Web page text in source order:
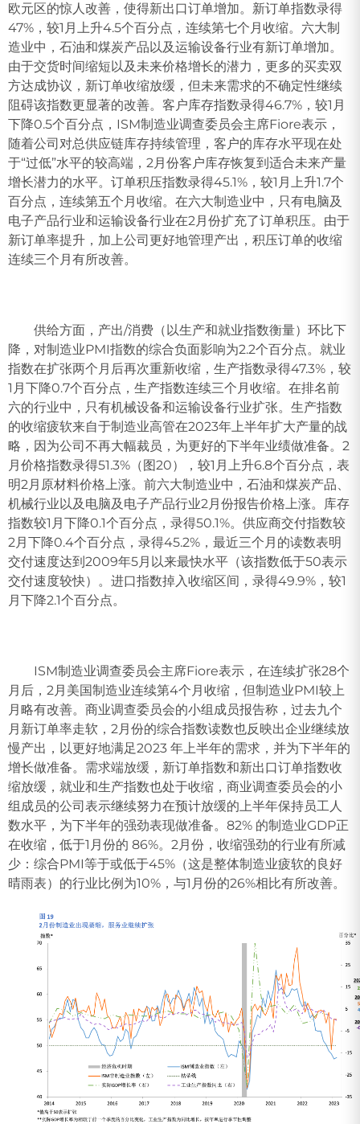
欧元区的惊人改善，使得新出口订单增加。新订单指数录得
47%，较1月上升4.5个百分点，连续第七个月收缩。六大制
造业中，石油和煤炭产品以及运输设备行业有新订单增加。
由于交货时间缩短以及未来价格增长的潜力，更多的买卖双
方达成协议，新订单收缩放缓，但未来需求的不确定性继续
阻碍该指数更显著的改善。客户库存指数录得46.7%，较1月
下降0.5个百分点，ISM制造业调查委员会主席Fiore表示，
随着公司对总供应链库存持续管理，客户的库存水平现在处
于“过低”水平的较高端，2月份客户库存恢复到适合未来产量
增长潜力的水平。订单积压指数录得45.1%，较1月上升1.7个
百分点，连续第五个月收缩。在六大制造业中，只有电脑及
电子产品行业和运输设备行业在2月份扩充了订单积压。由于
新订单率提升，加上公司更好地管理产出，积压订单的收缩
连续三个月有所改善。
供给方面，产出/消费（以生产和就业指数衡量）环比下
降，对制造业PMI指数的综合负面影响为2.2个百分点。就业
指数在扩张两个月后再次重新收缩，生产指数录得47.3%，较
1月下降0.7个百分点，生产指数连续三个月收缩。在排名前
六的行业中，只有机械设备和运输设备行业扩张。生产指数
的收缩疲软来自于制造业高管在2023年上半年扩大产量的战
略，因为公司不再大幅裁员，为更好的下半年业绩做准备。2
月价格指数录得51.3%（图20），较1月上升6.8个百分点，表
明2月原材料价格上涨。前六大制造业中，石油和煤炭产品、
机械行业以及电脑及电子产品行业2月份报告价格上涨。库存
指数较1月下降0.1个百分点，录得50.1%。供应商交付指数较
2月下降0.4个百分点，录得45.2%，最近三个月的读数表明
交付速度达到2009年5月以来最快水平（该指数低于50表示
交付速度较快）。进口指数掉入收缩区间，录得49.9%，较1
月下降2.1个百分点。
ISM制造业调查委员会主席Fiore表示，在连续扩张28个
月后，2月美国制造业连续第4个月收缩，但制造业PMI较上
月略有改善。商业调查委员会的小组成员报告称，过去九个
月新订单率走软，2月份的综合指数读数也反映出企业继续放
慢产出，以更好地满足2023 年上半年的需求，并为下半年的
增长做准备。需求端放缓，新订单指数和新出口订单指数收
缩放缓，就业和生产指数也处于收缩，商业调查委员会的小
组成员的公司表示继续努力在预计放缓的上半年保持员工人
数水平，为下半年的强劲表现做准备。82% 的制造业GDP正
在收缩，低于1月份的 86%。2月份，收缩强劲的行业有所减
少：综合PMI等于或低于45%（这是整体制造业疲软的良好
晴雨表）的行业比例为10%，与1月份的26%相比有所改善。